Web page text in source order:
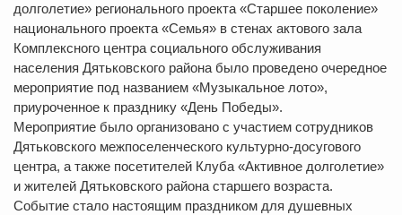
долголетие» регионального проекта «Старшее поколение»
национального проекта «Семья» в стенах актового зала
Комплексного центра социального обслуживания
населения Дятьковского района было проведено очередное
мероприятие под названием «Музыкальное лото»,
приуроченное к празднику «День Победы».
Мероприятие было организовано с участием сотрудников
Дятьковского межпоселенческого культурно-досугового
центра, а также посетителей Клуба «Активное долголетие»
и жителей Дятьковского района старшего возраста.
Событие стало настоящим праздником для душевных